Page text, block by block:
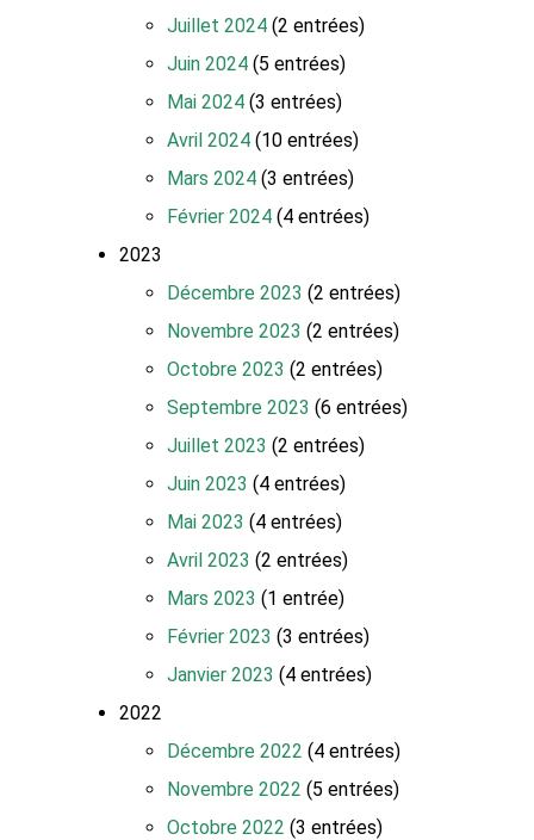
Juillet 2024 (2 entrées)
Juin 2024 (5 entrées)
Mai 2024 (3 entrées)
Avril 2024 (10 entrées)
Mars 2024 (3 entrées)
Février 2024 (4 entrées)
2023
Décembre 2023 (2 entrées)
Novembre 2023 (2 entrées)
Octobre 2023 (2 entrées)
Septembre 2023 (6 entrées)
Juillet 2023 (2 entrées)
Juin 2023 (4 entrées)
Mai 2023 (4 entrées)
Avril 2023 (2 entrées)
Mars 2023 (1 entrée)
Février 2023 (3 entrées)
Janvier 2023 (4 entrées)
2022
Décembre 2022 (4 entrées)
Novembre 2022 (5 entrées)
Octobre 2022 (3 entrées)